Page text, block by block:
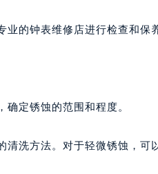
的钟表维修店进行检查和保
定锈蚀的范围和程度。
清洗方法。对于轻微锈蚀，